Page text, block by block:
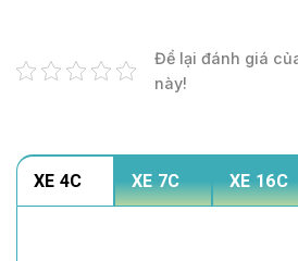
Để lại đánh giá
này!
XE 4C XE 7C XE 16C